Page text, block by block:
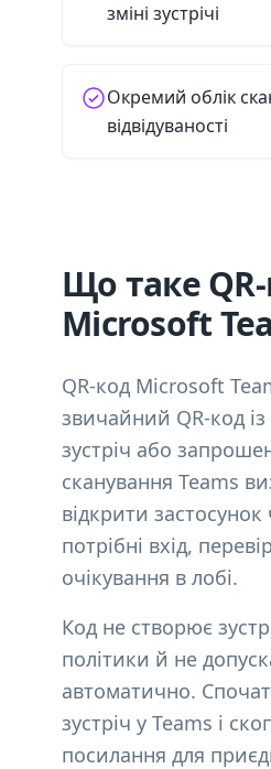
зміні зустрічі
Окремий облік
відвідуваності
Що таке
Microsoft
QR-код Microsoft
звичайний QR-код
зустріч або
сканування Teams
відкрити
потрібні вхід,
очікування в лобі.
Код не створює
політики й не
автоматично.
зустріч у Teams і
посилання для